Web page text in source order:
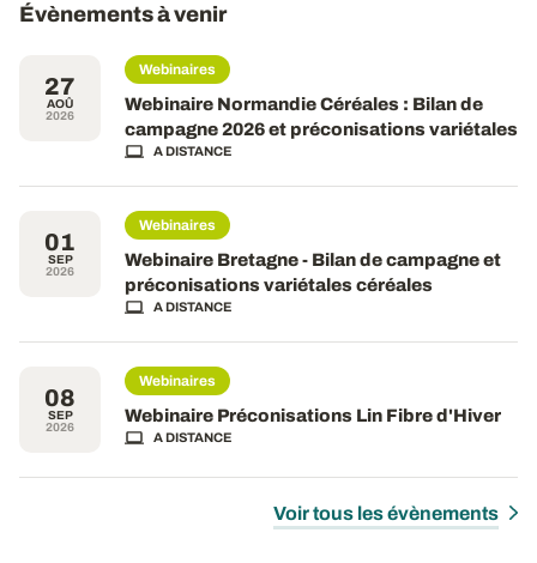
Évènements à venir
27
AOÛ
2026
Webinaires
Webinaire Normandie Céréales : Bilan de
campagne 2026 et préconisations variétales
A DISTANCE
01
SEP
2026
Webinaires
Webinaire Bretagne - Bilan de campagne et
préconisations variétales céréales
A DISTANCE
08
SEP
2026
Webinaires
Webinaire Préconisations Lin Fibre d'Hiver
A DISTANCE
Voir tous les évènements